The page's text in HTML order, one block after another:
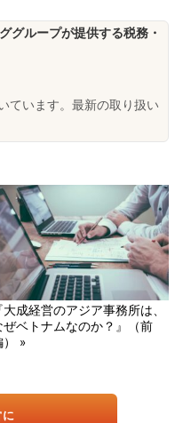
グループが提供する税務・
ています。最新の取り扱い
大成経営のアジア事務所は、
ぜベトナムなのか？』（前
） »